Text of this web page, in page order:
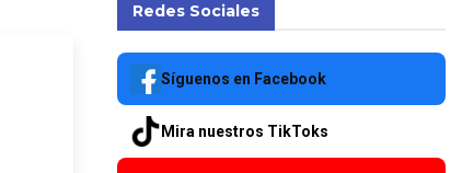
Redes Sociales
Síguenos en Facebook
Mira nuestros TikToks